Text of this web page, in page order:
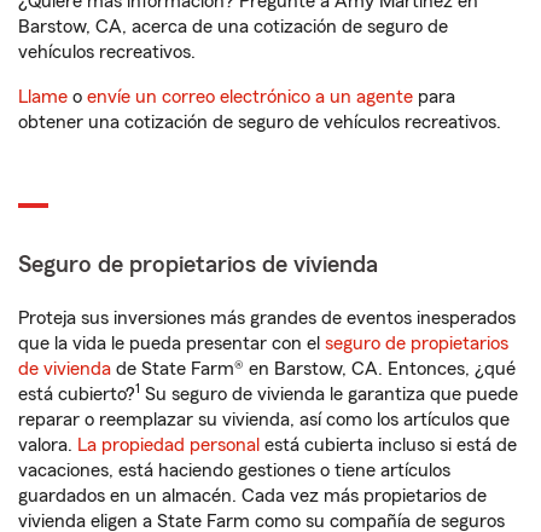
Barstow, CA, acerca de una cotización de seguro de
vehículos recreativos.
Llame o envíe un correo electrónico a un agente para
obtener una cotización de seguro de vehículos recreativos.
Seguro de propietarios de vivienda
Proteja sus inversiones más grandes de eventos inesperados
que la vida le pueda presentar con el seguro de propietarios
de vivienda de State Farm® en Barstow, CA. Entonces, ¿qué
está cubierto?1 Su seguro de vivienda le garantiza que puede
reparar o reemplazar su vivienda, así como los artículos que
valora. La propiedad personal está cubierta incluso si está de
vacaciones, está haciendo gestiones o tiene artículos
guardados en un almacén. Cada vez más propietarios de
vivienda eligen a State Farm como su compañía de seguros